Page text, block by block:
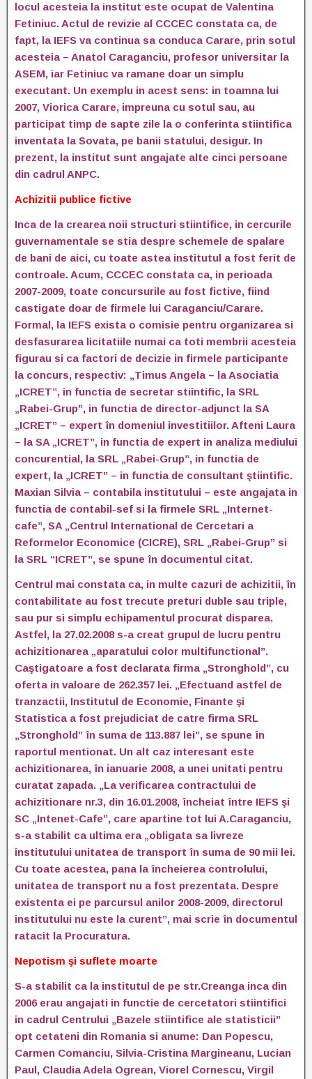
locul acesteia la institut este ocupat de Valentina
Fetiniuc. Actul de revizie al CCCEC constata ca, de
fapt, la IEFS va continua sa conduca Carare, prin sotul
acesteia – Anatol Caraganciu, profesor universitar la
ASEM, iar Fetiniuc va ramane doar un simplu
executant. Un exemplu in acest sens: in toamna lui
2007, Viorica Carare, impreuna cu sotul sau, au
participat timp de sapte zile la o conferinta stiintifica
inventata la Sovata, pe banii statului, desigur. In
prezent, la institut sunt angajate alte cinci persoane
din cadrul ANPC.
Achizitii publice fictive
Inca de la crearea noii structuri stiintifice, in cercurile
guvernamentale se stia despre schemele de spalare
de bani de aici, cu toate astea institutul a fost ferit de
controale. Acum, CCCEC constata ca, in perioada
2007-2009, toate concursurile au fost fictive, fiind
castigate doar de firmele lui Caraganciu/Carare.
Formal, la IEFS exista o comisie pentru organizarea si
desfasurarea licitatiile numai ca toti membrii acesteia
figurau si ca factori de decizie in firmele participante
la concurs, respectiv: „Timus Angela – la Asociatia
„ICRET”, in functia de secretar stiintific, la SRL
„Rabei-Grup”, in functia de director-adjunct la SA
„ICRET” – expert în domeniul investitiilor. Afteni Laura
– la SA „ICRET”, in functia de expert in analiza mediului
concurential, la SRL „Rabei-Grup”, in functia de
expert, la „ICRET” – in functia de consultant ştiintific.
Maxian Silvia – contabila institutului – este angajata in
functia de contabil-sef si la firmele SRL „Internet-
cafe”, SA „Centrul International de Cercetari a
Reformelor Economice (CICRE), SRL „Rabei-Grup” si
la SRL “ICRET”, se spune în documentul citat.
Centrul mai constata ca, in multe cazuri de achizitii, în
contabilitate au fost trecute preturi duble sau triple,
sau pur si simplu echipamentul procurat disparea.
Astfel, la 27.02.2008 s-a creat grupul de lucru pentru
achizitionarea „aparatului color multifunctional”.
Caştigatoare a fost declarata firma „Stronghold”, cu
oferta in valoare de 262.357 lei. „Efectuand astfel de
tranzactii, Institutul de Economie, Finante şi
Statistica a fost prejudiciat de catre firma SRL
„Stronghold” în suma de 113.887 lei”, se spune în
raportul mentionat. Un alt caz interesant este
achizitionarea, în ianuarie 2008, a unei unitati pentru
curatat zapada. „La verificarea contractului de
achizitionare nr.3, din 16.01.2008, încheiat între IEFS şi
SC „Intenet-Cafe”, care apartine tot lui A.Caraganciu,
s-a stabilit ca ultima era „obligata sa livreze
institutului unitatea de transport în suma de 90 mii lei.
Cu toate acestea, pana la încheierea controlului,
unitatea de transport nu a fost prezentata. Despre
existenta ei pe parcursul anilor 2008-2009, directorul
institutului nu este la curent”, mai scrie în documentul
ratacit la Procuratura.
Nepotism şi suflete moarte
S-a stabilit ca la institutul de pe str.Creanga inca din
2006 erau angajati in functie de cercetatori stiintifici
in cadrul Centrului „Bazele stiintifice ale statisticii”
opt cetateni din Romania si anume: Dan Popescu,
Carmen Comanciu, Silvia-Cristina Margineanu, Lucian
Paul, Claudia Adela Ogrean, Viorel Cornescu, Virgil